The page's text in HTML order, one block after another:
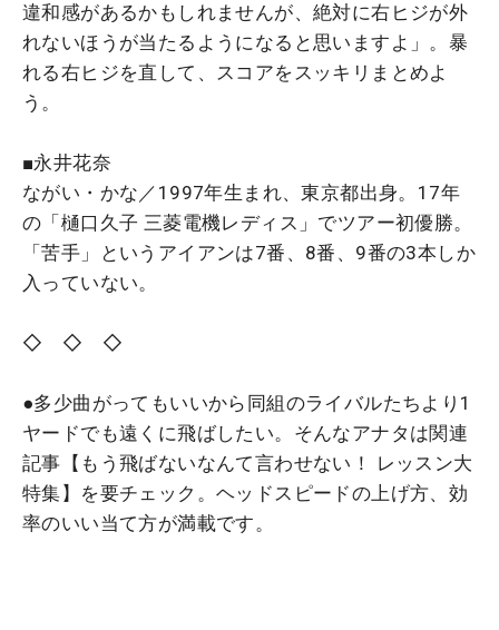
違和感があるかもしれませんが、絶対に右ヒジが外
れないほうが当たるようになると思いますよ」。暴
れる右ヒジを直して、スコアをスッキリまとめよ
う。
■永井花奈
ながい・かな／1997年生まれ、東京都出身。17年
の「樋口久子 三菱電機レディス」でツアー初優勝。
「苦手」というアイアンは7番、8番、9番の3本しか
入っていない。
◇ ◇ ◇
●多少曲がってもいいから同組のライバルたちより1
ヤードでも遠くに飛ばしたい。そんなアナタは関連
記事【もう飛ばないなんて言わせない！ レッスン大
特集】を要チェック。ヘッドスピードの上げ方、効
率のいい当て方が満載です。